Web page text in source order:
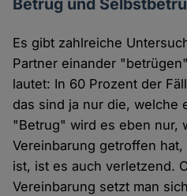
Betrug und
Es gibt zahlreiche
Partner einander
lautet: In 60 Prozent der
das sind ja nur die, welche
"Betrug" wird es eben nur,
Vereinbarung getroffen
ist, ist es auch verletzend.
Vereinbarung setzt man